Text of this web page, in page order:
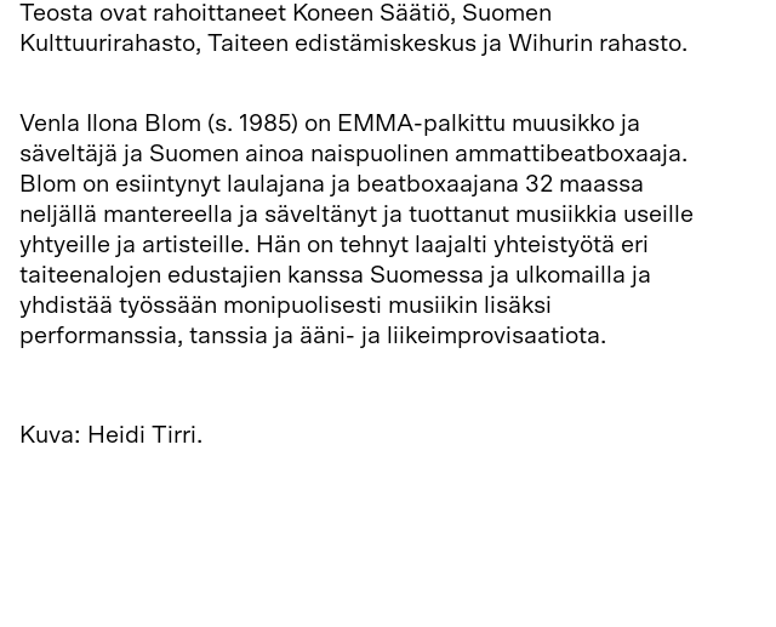
Teosta ovat rahoittaneet Koneen Säätiö, Suomen
Kulttuurirahasto, Taiteen edistämiskeskus ja Wihurin rahasto.
Venla Ilona Blom (s. 1985) on EMMA-palkittu muusikko ja
säveltäjä ja Suomen ainoa naispuolinen ammattibeatboxaaja.
Blom on esiintynyt laulajana ja beatboxaajana 32 maassa
neljällä mantereella ja säveltänyt ja tuottanut musiikkia useille
yhtyeille ja artisteille. Hän on tehnyt laajalti yhteistyötä eri
taiteenalojen edustajien kanssa Suomessa ja ulkomailla ja
yhdistää työssään monipuolisesti musiikin lisäksi
performanssia, tanssia ja ääni- ja liikeimprovisaatiota.
Kuva: Heidi Tirri.